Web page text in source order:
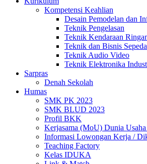
Kompetensi Keahlian
Desain Pemodelan dan
Teknik Pengelasan
Teknik Kendaraan
Teknik dan Bisnis
Teknik Audio Video
Teknik Elektronika
Sarpras
Denah Sekolah
Humas
SMK PK 2023
SMK BLUD 2023
Profil BKK
Kerjasama (MoU) Dunia
Informasi Lowongan Kerja /
Teaching Factory
Kelas IDUKA